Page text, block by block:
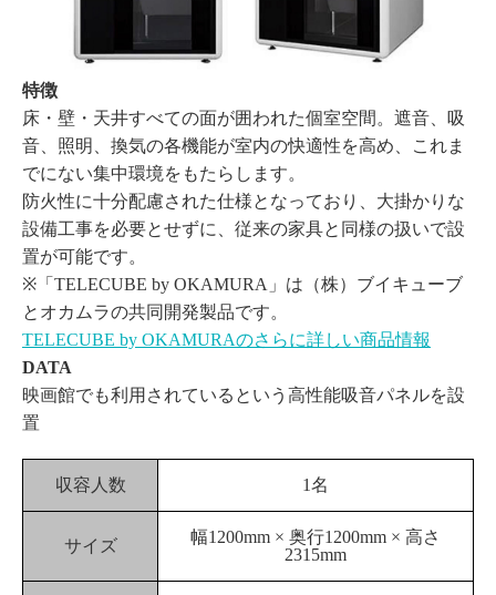
特徴
床・壁・天井すべての面が囲われた個室空間。遮音、吸
音、照明、換気の各機能が室内の快適性を高め、これま
でにない集中環境をもたらします。
防火性に十分配慮された仕様となっており、大掛かりな
設備工事を必要とせずに、従来の家具と同様の扱いで設
置が可能です。
※「TELECUBE by OKAMURA」は（株）ブイキューブ
とオカムラの共同開発製品です。
TELECUBE by OKAMURAのさらに詳しい商品情報
DATA
映画館でも利用されているという高性能吸音パネルを設
置
収容人数 1名
サイズ
幅1200mm × 奥行1200mm × 高さ
2315mm